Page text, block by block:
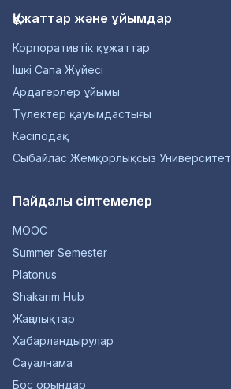
Құжаттар және ұйымдар
Корпоративтік құжаттар
Ішкі Сапа Жүйесі
Ардагерлер ұйымы
Түлектер қауымдастығы
Кәсіподақ
Сыбайлас Жемқорлықсыз Университет
Пайдалы сілтемелер
MOOC
Summer Semester
Platonus
Shakarim Hub
Жаңалықтар
Хабарландырулар
Сауалнама
Бос орындар